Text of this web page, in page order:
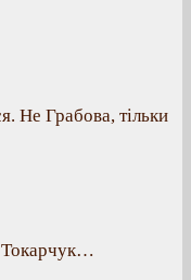
Не Грабова, тільки